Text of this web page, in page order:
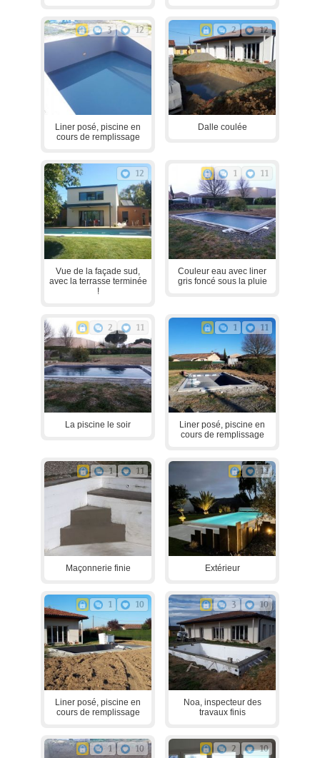
3 12
Liner posé, piscine en
cours de remplissage
2 12
Dalle coulée
12
Vue de la façade sud,
avec la terrasse terminée
!
1 11
Couleur eau avec liner
gris foncé sous la pluie
2 11
La piscine le soir
1 11
Liner posé, piscine en
cours de remplissage
1 11
Maçonnerie finie
11
Extérieur
1 10
Liner posé, piscine en
cours de remplissage
3 10
Noa, inspecteur des
travaux finis
1 10 2 10